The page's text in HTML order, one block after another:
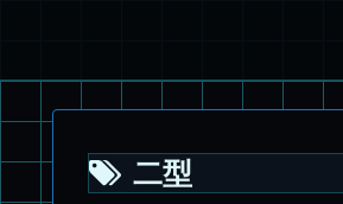
二型